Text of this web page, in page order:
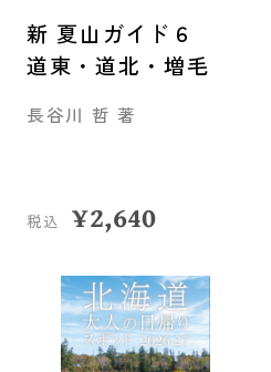
新 夏山ガイド６
道東・道北・増毛
長谷川 哲 著
税込 ¥2,640